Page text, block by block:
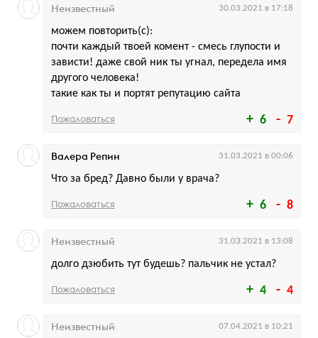
6 7
можем повторить(с):
почти каждый твоей комент - смесь глупости и
зависти! даже свой ник ты угнал, передела имя
другого человека!
такие как ты и портят репутацию сайта
Неизвестный 30.03.2021 в 17:18
Пожаловаться
6 8
Что за бред? Давно были у врача?
Валера Репин 31.03.2021 в 00:06
Пожаловаться
4 4
долго дзюбить тут будешь? пальчик не устал?
Неизвестный 31.03.2021 в 13:08
Пожаловаться
Неизвестный 07.04.2021 в 10:21